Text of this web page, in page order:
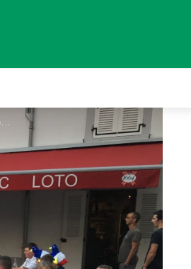
Bar-Brasserie La Viadène - Office de tourisme Argences en Aubrac